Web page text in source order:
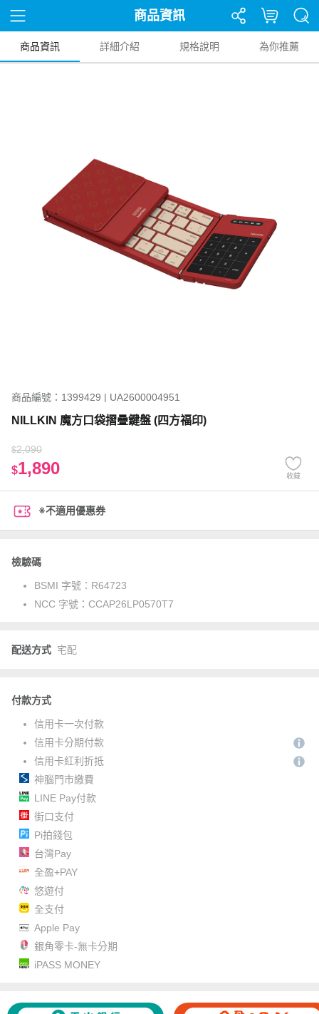
商品資訊
商品資訊 詳細介紹 規格說明 為你推薦
商品編號：1399429 | UA2600004951
NILLKIN 魔方口袋摺疊鍵盤 (四方福印)
$2,090
$1,890 收藏
※不適用優惠券
檢驗碼
BSMI 字號： R64723
NCC 字號： CCAP26LP0570T7
配送方式 宅配
付款方式
信用卡一次付款
信用卡分期付款
信用卡紅利折抵
神腦門市繳費
LINE Pay付款
街口支付
Pi拍錢包
台灣Pay
全盈+PAY
悠遊付
全支付
Apple Pay
銀角零卡-無卡分期
iPASS MONEY